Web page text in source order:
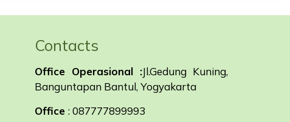
Contacts
Office Operasional :Jl.Gedung Kuning,
Banguntapan Bantul, Yogyakarta
Office: 087777899993